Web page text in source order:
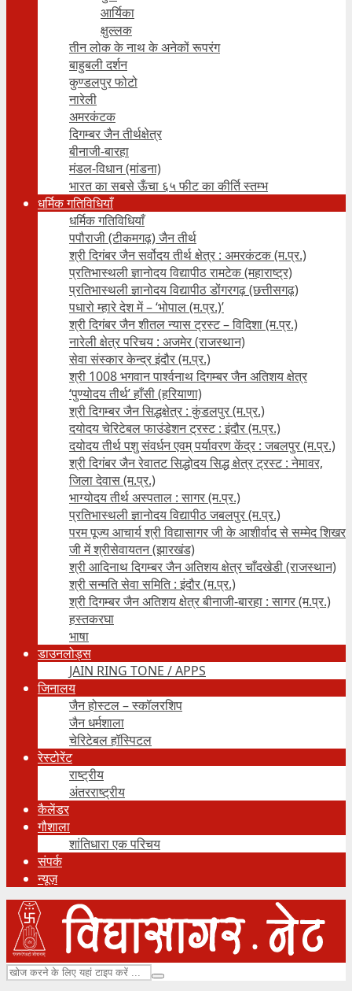
आर्यिका
क्षुल्लक
तीन लोक के नाथ के अनेकों रूपरंग
बाहुबली दर्शन
कुण्डलपुर फोटो
नारेली
अमरकंटक
दिगम्बर जैन तीर्थक्षेत्र
बीनाजी-बारहा
मंडल-विधान (मांडना)
भारत का सबसे ऊँचा ६५ फीट का कीर्ति स्तम्भ
धर्मिक गतिविधियाँ
धर्मिक गतिविधियाँ
पपौराजी (टीकमगढ़) जैन तीर्थ
श्री दिगंबर जैन सर्वोदय तीर्थ क्षेत्र : अमरकंटक (म.प्र.)
प्रतिभास्थली ज्ञानोदय विद्यापीठ रामटेक (महाराष्ट्र)
प्रतिभास्थली ज्ञानोदय विद्यापीठ डोंगरगढ़ (छत्तीसगढ़)
पधारो म्हारे देश में – ‘भोपाल (म.प्र.)’
श्री दिगंबर जैन शीतल न्यास ट्रस्ट – विदिशा (म.प्र.)
नारेली क्षेत्र परिचय : अजमेर (राजस्थान)
सेवा संस्कार केन्द्र इंदौर (म.प्र.)
श्री 1008 भगवान पार्श्वनाथ दिगम्बर जैन अतिशय क्षे‍त्र
‘पुण्योदय तीर्थ’ हाँसी (हरियाणा)
श्री दिगम्बर जैन सिद्धक्षेत्र : कुंडलपुर (म.प्र.)
दयोदय चेरिटेबल फाउंडेशन ट्रस्ट : इंदौर (म.प्र.)
दयोदय तीर्थ पशु संवर्धन एवम्‌ पर्यावरण केंद्र : जबलपुर (म.प्र.)
श्री दिगंबर जैन रेवातट सिद्धोदय सिद्ध क्षेत्र ट्रस्ट : नेमावर,
जिला देवास (म.प्र.)
भाग्योदय तीर्थ अस्पताल : सागर (म.प्र.)
प्रतिभास्थली ज्ञानोदय विद्यापीठ जबलपुर (म.प्र.)
परम पूज्य आचार्य श्री विद्यासागर जी के आशीर्वाद से सम्मेद शिखर
जी में श्रीसेवायतन (झारखंड)
श्री आदिनाथ दिगम्बर जैन अतिशय क्षेत्र चाँदखेडी (राजस्थान)
श्री सन्मति सेवा समिति : इंदौर (म.प्र.)
श्री दिगम्बर जैन अतिशय क्षेत्र बीनाजी-बारहा : सागर (म.प्र.)
हस्तकरघा
भाषा
डाउनलोड्स
JAIN RING TONE / APPS
जिनालय
जैन होस्टल – स्कॉलरशिप
जैन धर्मशाला
चेरिटेबल हॉस्पिटल
रेस्टोरेंट
राष्ट्रीय
अंतरराष्ट्रीय
कैलेंडर
गौशाला
शांतिधारा एक परिचय
संपर्क
न्यूज़